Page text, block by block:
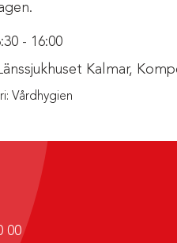
- 16:00
Kalmar,
Vårdhygien
00